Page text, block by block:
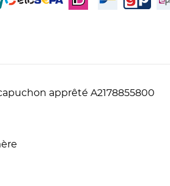
apprêté A2178855800